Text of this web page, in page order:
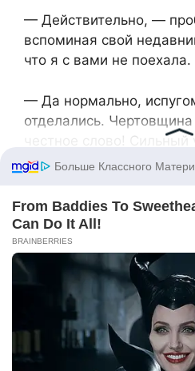
— Действительно, —
вспоминая свой
что я с вами не
— Да нормально,
отделались.
честное слово! Сильный
хранитель. А я раньше в
***
Марфа во снах к Вере
Причём появлялась не
то опасностью — порой
приходила «поболтать»
Вера задавала бабушке
вопросы, Марфа на них
всегда было интересно,